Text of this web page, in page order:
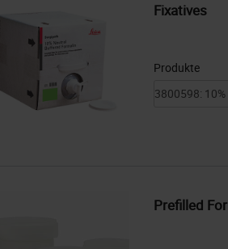
Fixatives
Produkte
Prefilled